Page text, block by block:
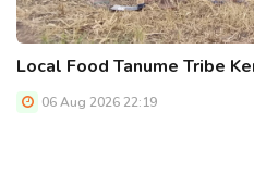
Local Food Tanume Tribe
06 Aug 2026 22:19